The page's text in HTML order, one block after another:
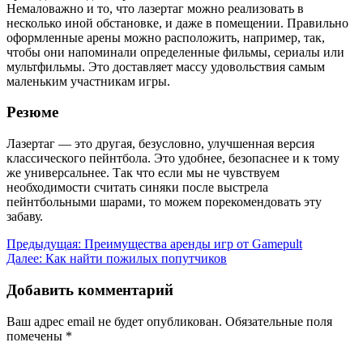
Немаловажно и то, что лазертаг можно реализовать в
несколько иной обстановке, и даже в помещении. Правильно
оформленные арены можно расположить, например, так,
чтобы они напоминали определенные фильмы, сериалы или
мультфильмы. Это доставляет массу удовольствия самым
маленьким участникам игры.
Резюме
Лазертаг — это другая, безусловно, улучшенная версия
классического пейнтбола. Это удобнее, безопаснее и к тому
же универсальнее. Так что если мы не чувствуем
необходимости считать синяки после выстрела
пейнтбольными шарами, то можем порекомендовать эту
забаву.
Навигация
по
записям
Предыдущая: Преимущества аренды игр от Gamepult
Далее: Как найти пожилых попутчиков
Добавить комментарий
Ваш адрес email не будет опубликован. Обязательные поля
помечены *